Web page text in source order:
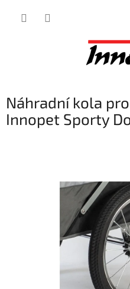
Náhradní kola
Innopet Sporty